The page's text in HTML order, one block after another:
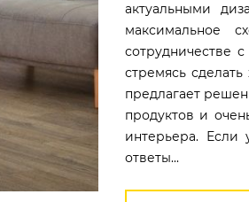
актуальными
максимальное
сотрудничестве
стремясь
предлагает
продуктов и
интерьера. Если
ответы...